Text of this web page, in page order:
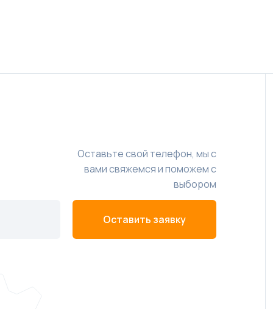
Оставьте свой телефон, мы с
вами свяжемся и поможем с
выбором
Оставить заявку